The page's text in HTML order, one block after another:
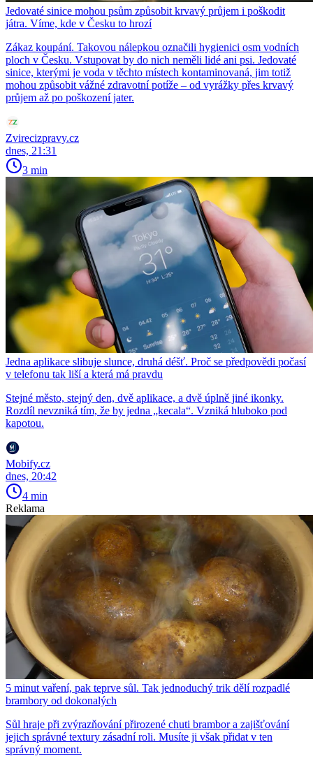
Jedovaté sinice mohou psům způsobit krvavý průjem i poškodit
játra. Víme, kde v Česku to hrozí
Zákaz koupání. Takovou nálepkou označili hygienici osm vodních
ploch v Česku. Vstupovat by do nich neměli lidé ani psi. Jedovaté
sinice, kterými je voda v těchto místech kontaminovaná, jim totiž
mohou způsobit vážné zdravotní potíže – od vyrážky přes krvavý
průjem až po poškození jater.
Zvirecizpravy.cz
dnes, 21:31
3 min
Jedna aplikace slibuje slunce, druhá déšť. Proč se předpovědi počasí
v telefonu tak liší a která má pravdu
Stejné město, stejný den, dvě aplikace, a dvě úplně jiné ikonky.
Rozdíl nevzniká tím, že by jedna „kecala“. Vzniká hluboko pod
kapotou.
Mobify.cz
dnes, 20:42
4 min
Reklama
5 minut vaření, pak teprve sůl. Tak jednoduchý trik dělí rozpadlé
brambory od dokonalých
Sůl hraje při zvýrazňování přirozené chuti brambor a zajišťování
jejich správné textury zásadní roli. Musíte ji však přidat v ten
správný moment.